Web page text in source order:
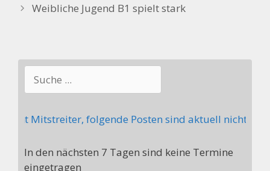
Weibliche Jugend B1 spielt stark
Suchen
Mitstreiter, folgende Posten sind aktuell nicht
In den nächsten 7 Tagen sind keine Termine
eingetragen